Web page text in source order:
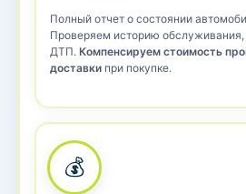
Полный отчет о состоянии
Проверяем историю обслуживания,
ДТП. Компенсируем стоимость
доставки при покупке.
💰